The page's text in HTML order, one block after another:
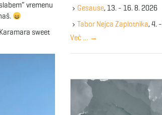
vremenu
sweet
e
y
w
r
Gesause, 13. - 16. 8. 2026
Tabor Nejca Zaplotnika, 4.
Več … →